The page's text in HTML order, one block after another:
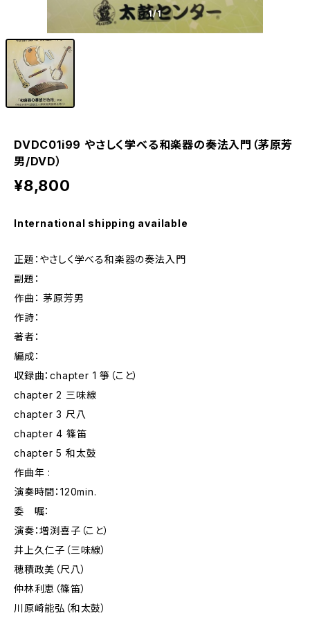
1/1
DVDC01i99 やさしく学べる和楽器の奏法入門（茅原芳
男/DVD）
¥8,800
International shipping available
正題：やさしく学べる和楽器の奏法入門
副題：
作曲： 茅原芳男
作詩：
著者：
編成：
収録曲：chapter 1 箏（こと）
chapter 2 三味線
chapter 3 尺八
chapter 4 篠笛
chapter 5 和太鼓
作曲年 :
演奏時間：120min.
委 嘱：
演奏：増渕喜子（こと）
井上久仁子（三味線）
穂積政美（尺八）
仲林利恵（篠笛）
川原崎能弘（和太鼓）